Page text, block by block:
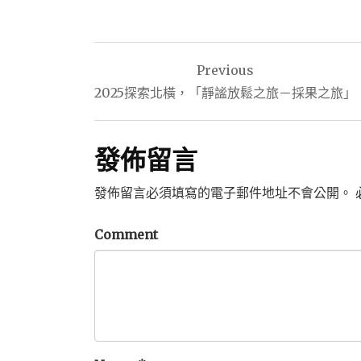
章
導
覽
Previous
2025探索北橫，「靜謐放鬆之旅－採果之旅」
發佈留言
發佈留言必須填寫的電子郵件地址不會公開。
Comment